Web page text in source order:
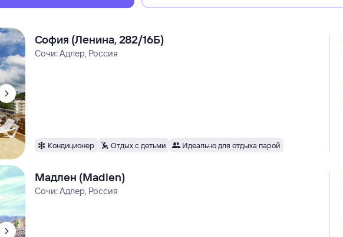
София (Ленина, 282/16Б)
Сочи: Адлер, Россия
Кондиционер Отдых с детьми Идеально для отдыха парой
Мадлен (Madlen)
Сочи: Адлер, Россия